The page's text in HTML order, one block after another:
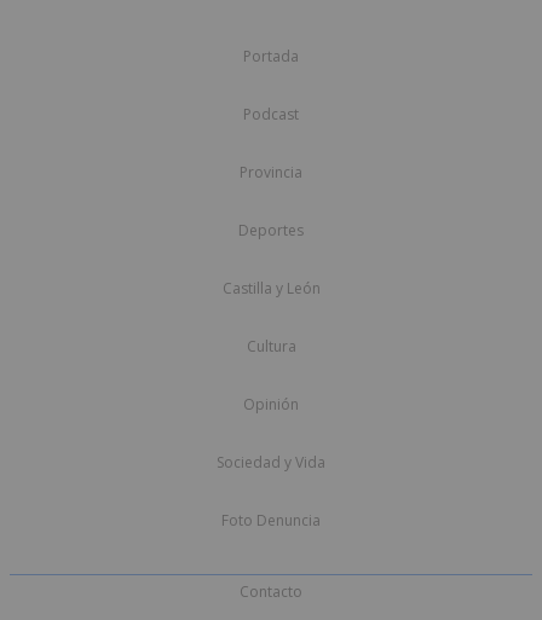
Portada
Podcast
Provincia
Deportes
Castilla y León
Cultura
Opinión
Sociedad y Vida
Foto Denuncia
Contacto